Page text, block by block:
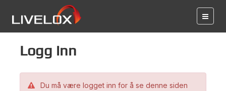
Logg inn
Du må være logget inn for å se denne siden